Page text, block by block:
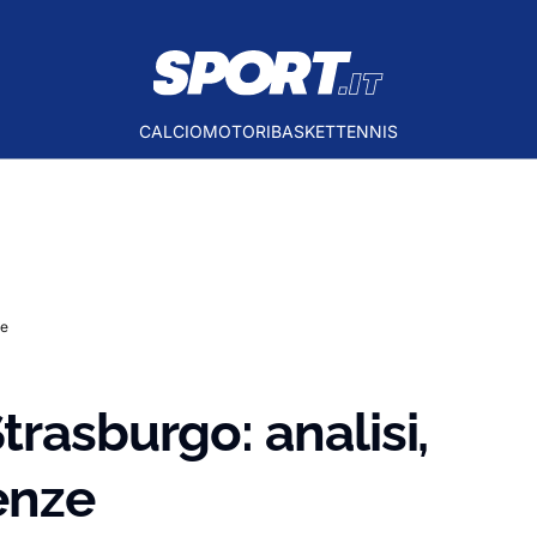
CALCIOMOTORIBASKETTENNIS
analisi,